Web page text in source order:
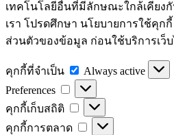
เทคโนโลยีอื่นที่มีลักษณะใกล้เคียง
เรา โปรดศึกษา นโยบายการใช้คุก
ส่วนตัวของข้อมูล ก่อนใช้บริการเว็
คุกกี้ที่จำเป็น
คุกกี้
ที่
จำเป็น
Always active
Preferences
Preferences
คุกกี้เก็บสถิติ
คุกกี้
เก็บ
คุกกี้การตลาด
คุกกี้